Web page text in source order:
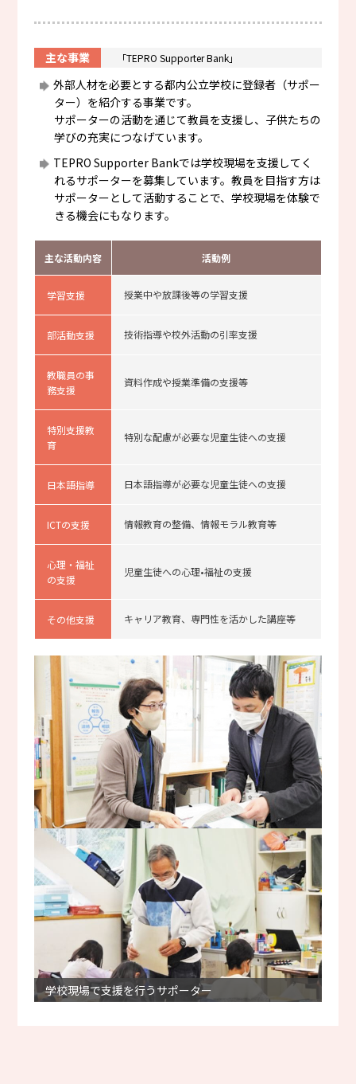
主な事業 「TEPRO Supporter Bank」
外部人材を必要とする都内公立学校に登録者（サポー
ター）を紹介する事業です。
サポーターの活動を通じて教員を支援し、子供たちの
学びの充実につなげています。
TEPRO Supporter Bankでは学校現場を支援してく
れるサポーターを募集しています。教員を目指す方は
サポーターとして活動することで、学校現場を体験で
きる機会にもなります。
主な活動内容 活動例
学習支援 授業中や放課後等の学習支援
部活動支援 技術指導や校外活動の引率支援
教職員の事
務支援
資料作成や授業準備の支援等
特別支援教
育
特別な配慮が必要な児童生徒への支援
日本語指導 日本語指導が必要な児童生徒への支援
ICTの支援 情報教育の整備、情報モラル教育等
心理・福祉
の支援
児童生徒への心理•福祉の支援
その他支援 キャリア教育、専門性を活かした講座等
学校現場で支援を行うサポーター